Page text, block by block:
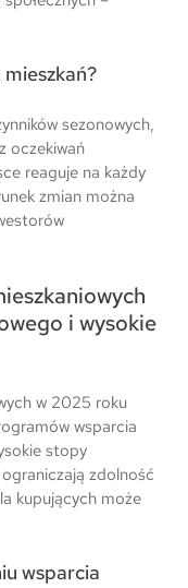
sezonowych,
oczekiwań
reaguje na każdy
zmian można
i wysokie
w 2025 roku
wsparcia
stopy
zdolność
kupujących może
wsparcia